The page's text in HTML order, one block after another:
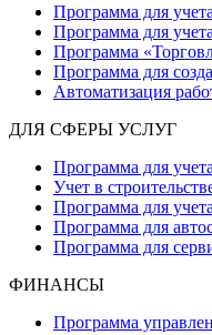
Программа для
Программа для
Программа
Программа для
Автоматизация
ДЛЯ СФЕРЫ УСЛУГ
Программа для
Учет в
Программа для
Программа для
Программа для
ФИНАНСЫ
Программа